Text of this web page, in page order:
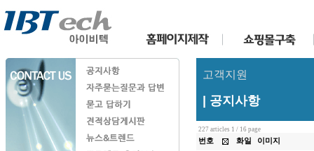
고객지원
| 공지사항
227 articles 1 / 16 page
번호 화일 이미지